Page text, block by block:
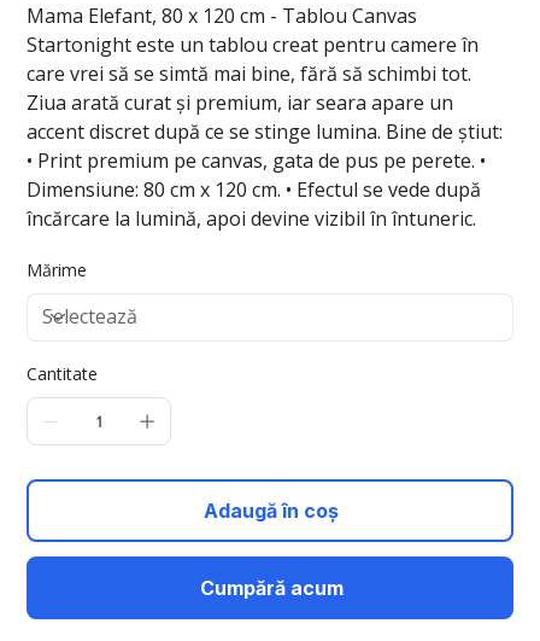
Mama Elefant, 80 x 120 cm - Tablou Canvas
Startonight este un tablou creat pentru camere în
care vrei să se simtă mai bine, fără să schimbi tot.
Ziua arată curat și premium, iar seara apare un
accent discret după ce se stinge lumina. Bine de știut:
• Print premium pe canvas, gata de pus pe perete. •
Dimensiune: 80 cm x 120 cm. • Efectul se vede după
încărcare la lumină, apoi devine vizibil în întuneric.
Mărime
Cantitate
Adaugă în coș
Cumpără acum